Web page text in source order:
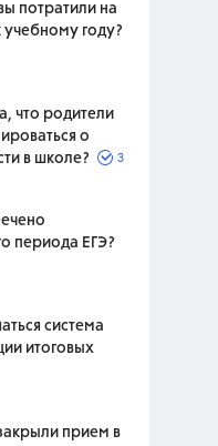
потратили на
учебному году?
что родители
о
в школе?
3
периода ЕГЭ?
система
итоговых
прием в